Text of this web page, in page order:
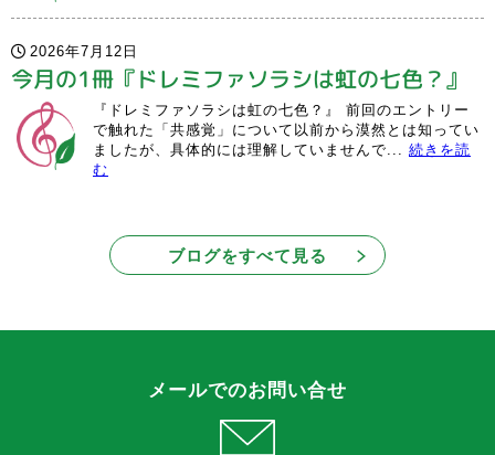
2026年7月12日
今月の1冊『ドレミファソラシは虹の七色？』
『ドレミファソラシは虹の七色？』 前回のエントリー
で触れた「共感覚」について以前から漠然とは知ってい
ましたが、具体的には理解していませんで... 続きを読
む
ブログをすべて見る
メールでのお問い合せ